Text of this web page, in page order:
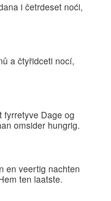
i četrdeset noći,
a čtyřidceti nocí,
fyrretyve Dage og
omsider hungrig.
en veertig nachten
ten laatste.